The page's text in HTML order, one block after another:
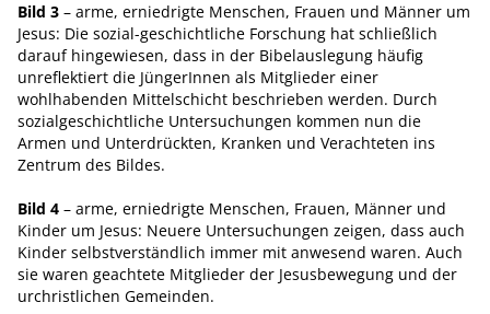
Bild 3 – arme, erniedrigte Menschen, Frauen und Männer um
Jesus: Die sozial-geschichtliche Forschung hat schließlich
darauf hingewiesen, dass in der Bibelauslegung häufig
unreflektiert die JüngerInnen als Mitglieder einer
wohlhabenden Mittelschicht beschrieben werden. Durch
sozialgeschichtliche Untersuchungen kommen nun die
Armen und Unterdrückten, Kranken und Verachteten ins
Zentrum des Bildes.
Bild 4 – arme, erniedrigte Menschen, Frauen, Männer und
Kinder um Jesus: Neuere Untersuchungen zeigen, dass auch
Kinder selbstverständlich immer mit anwesend waren. Auch
sie waren geachtete Mitglieder der Jesusbewegung und der
urchristlichen Gemeinden.